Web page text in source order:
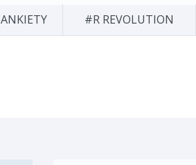
ANKIETY #R REVOLUTION